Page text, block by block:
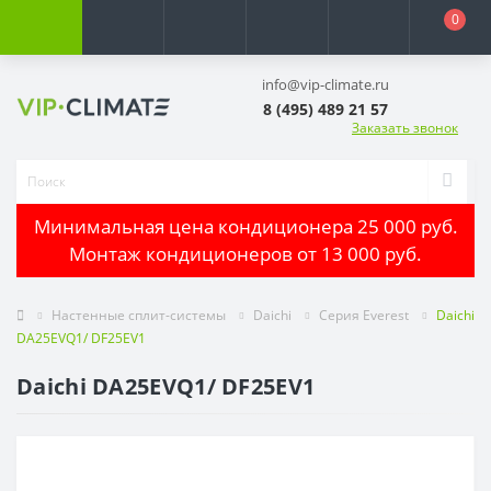
0
info@vip-climate.ru
8 (495) 489 21 57
Заказать звонок
Минимальная цена кондиционера 25 000 руб.
Монтаж кондиционеров от 13 000 руб.
Настенные сплит-системы Daichi Серия Everest
Daichi
DA25EVQ1/ DF25EV1
Daichi DA25EVQ1/ DF25EV1